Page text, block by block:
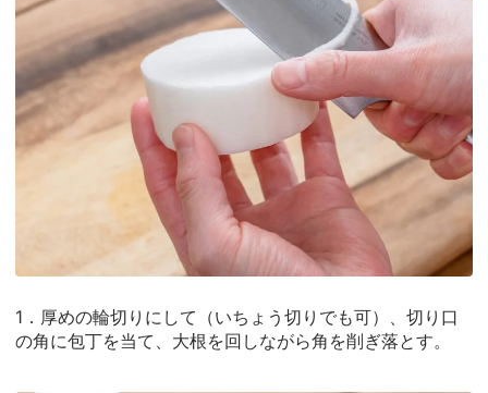
1．厚めの輪切りにして（いちょう切りでも可）、切り口
の角に包丁を当て、大根を回しながら角を削ぎ落とす。